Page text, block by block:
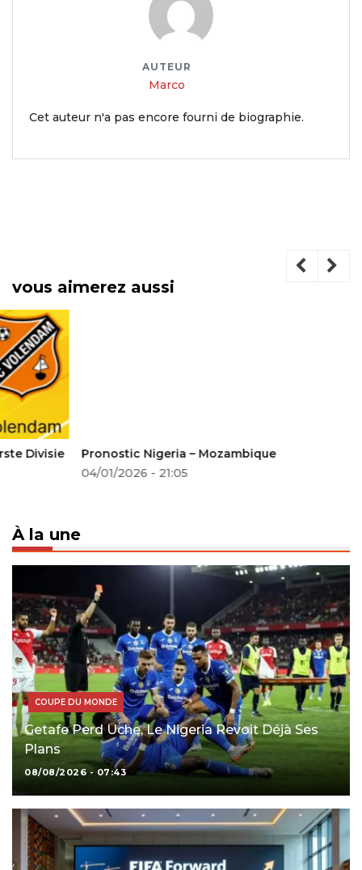
AUTEUR
Marco
Cet auteur n'a pas encore fourni de biographie.
vous aimerez aussi
Pronostic Nigeria – Mozambique
04/01/2026 - 21:05
À la une
COUPE DU MONDE
Getafe Perd Uche, Le Nigeria Revoit Déjà Ses
Plans
08/08/2026 - 07:43